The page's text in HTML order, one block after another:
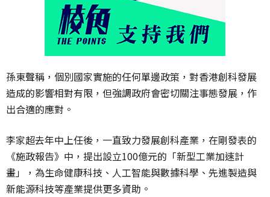
孫東聲稱，個別國家實施的任何單邊政策，對香港創科發展
造成的影響相對有限，但強調政府會密切關注事態發展，作
出合適的應對。
李家超去年中上任後，一直致力發展創科產業，在剛發表的
《施政報告》中，提出設立100億元的「新型工業加速計
畫」，為生命健康科技、人工智能與數據科學、先進製造與
新能源科技等產業提供更多資助。